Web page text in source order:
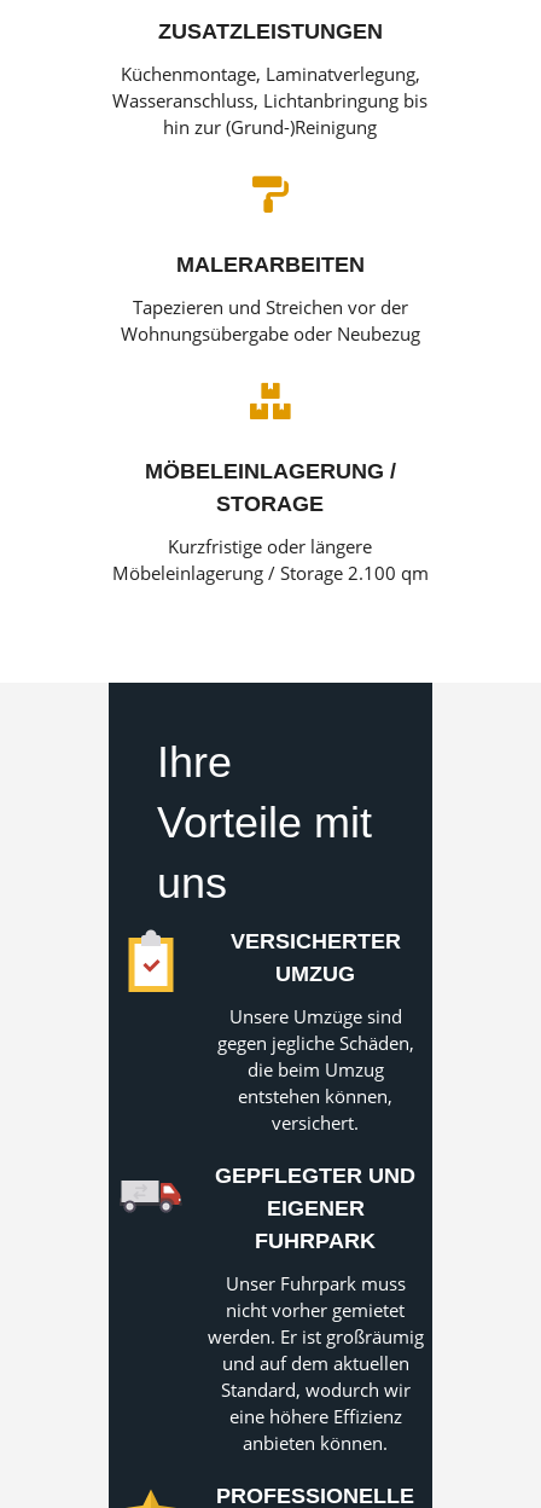
ZUSATZLEISTUNGEN
Küchenmontage, Laminatverlegung,
Wasseranschluss, Lichtanbringung bis
hin zur (Grund-)Reinigung

MALERARBEITEN
Tapezieren und Streichen vor der
Wohnungsübergabe oder Neubezug

MÖBELEINLAGERUNG /
STORAGE
Kurzfristige oder längere
Möbeleinlagerung / Storage 2.100 qm
Ihre
Vorteile mit
uns
VERSICHERTER
UMZUG
Unsere Umzüge sind
gegen jegliche Schäden,
die beim Umzug
entstehen können,
versichert.
GEPFLEGTER UND
EIGENER
FUHRPARK
Unser Fuhrpark muss
nicht vorher gemietet
werden. Er ist großräumig
und auf dem aktuellen
Standard, wodurch wir
eine höhere Effizienz
anbieten können.
PROFESSIONELLE